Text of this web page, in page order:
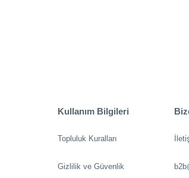
Kullanım Bilgileri
Topluluk Kuralları
Gizlilik ve Güvenlik